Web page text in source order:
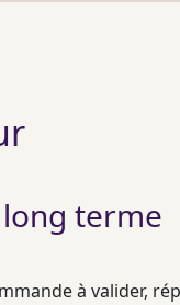
terme
à valider,